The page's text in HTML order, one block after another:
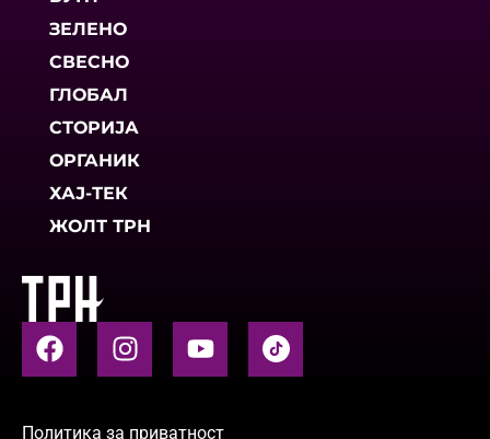
ЗЕЛЕНО
СВЕСНО
ГЛОБАЛ
СТОРИЈА
ОРГАНИК
ХАЈ-ТЕК
ЖОЛТ ТРН
Политика за приватност